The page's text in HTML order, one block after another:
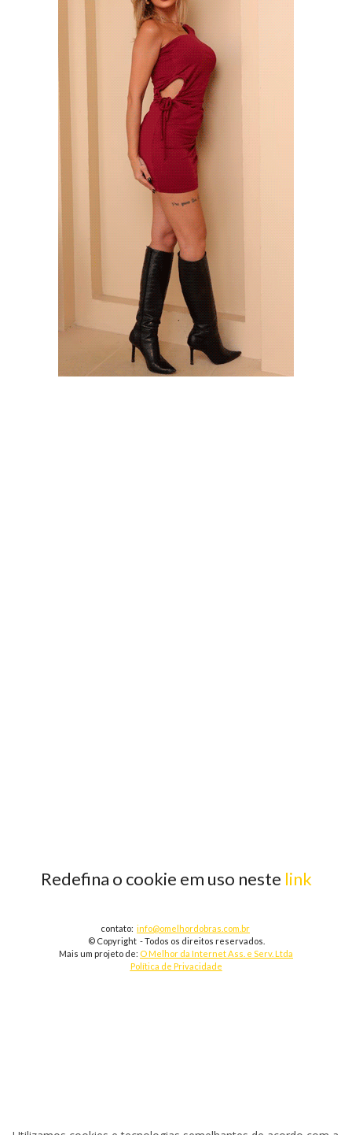
Redefina o cookie em uso neste link
contato: info@omelhordobras.com.br
© Copyright - Todos os direitos reservados.
Mais um projeto de: O Melhor da Internet Ass. e Serv. Ltda
Política de Privacidade